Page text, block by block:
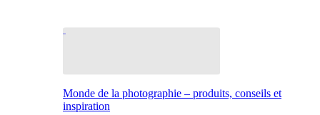
Monde de la photographie – produits, conseils et
inspiration